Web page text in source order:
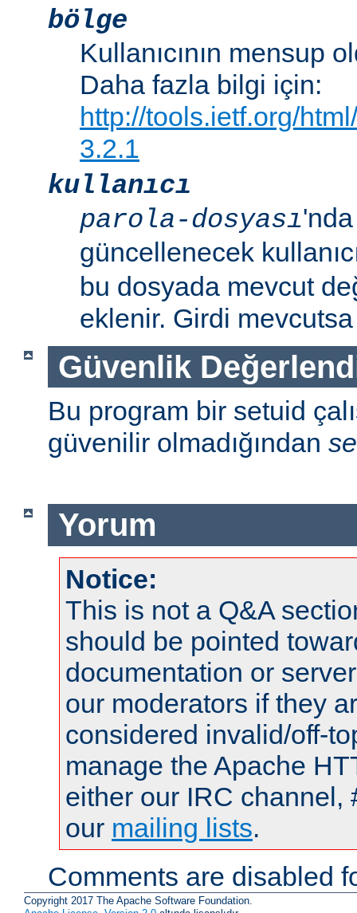
bölge
Kullanıcının mensup
Daha fazla bilgi için:
http://tools.ietf.org/
3.2.1
kullanıcı
parola-dosyası
güncellenecek
bu dosyada mevcut
eklenir. Girdi
Güvenlik
Bu program bir setuid
güvenilir olmadığından
Yorum
Notice:
This is not a Q&A
should be pointed
documentation or
our moderators if they
considered invalid/off-
manage the Apache
either our IRC channel,
our mailing lists.
Comments are disabled
Copyright 2017 The Apache Software Foundation.